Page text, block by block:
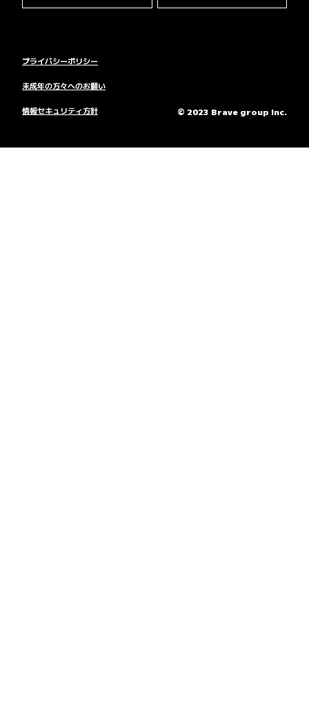
© 2023 Brave group Inc.
プライバシーポリシー
未成年の方々へのお願い
情報セキュリティ方針